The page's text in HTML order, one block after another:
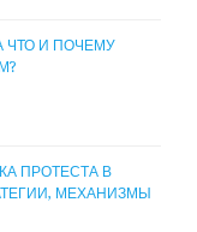
ЧТО И ПОЧЕМУ
ПРОТЕСТА В
МЕХАНИЗМЫ